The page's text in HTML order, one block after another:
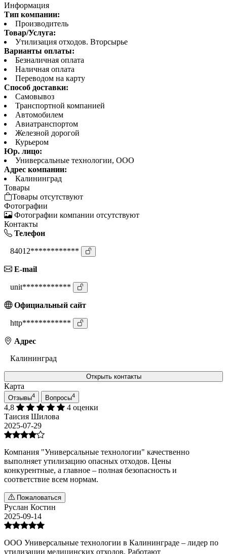
Информация
Тип компании:
Производитель
Товар/Услуга:
Утилизация отходов. Вторсырье
Варианты оплаты:
Безналичная оплата
Наличная оплата
Переводом на карту
Способ доставки:
Самовывоз
Транспортной компанией
Автомобилем
Авиатранспортом
Железной дорогой
Курьером
Юр. лицо:
Универсальные технологии, ООО
Адрес компании:
Калининград
Товары
Товары отсутствуют
Фотографии
Фотографии компании отсутствуют
Контакты
Телефон
84012************
E-mail
unit************
Официальный сайт
http************
Адрес
Калининград
Открыть контакты
Карта
Отзывы4 Вопросы4
4,8
4 оценки
Таисия Шилова
2025-07-29
Компания "Универсальные технологии" качественно
выполняет утилизацию опасных отходов. Цены
конкурентные, а главное – полная безопасность и
соответствие всем нормам.
Пожаловаться
Руслан Костин
2025-09-14
ООО Универсальные технологии в Калининграде – лидер по
утилизации медицинских отходов. Работают